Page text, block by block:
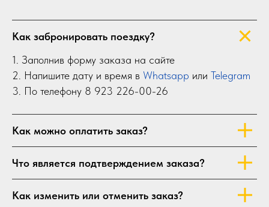
Как забронировать поездку?
1. Заполнив форму заказа на сайте
2. Напишите дату и время в Whatsapp или Telegram
3. По телефону 8 923 226-00-26
Как можно оплатить заказ?
Что является подтверждением заказа?
Как изменить или отменить заказ?